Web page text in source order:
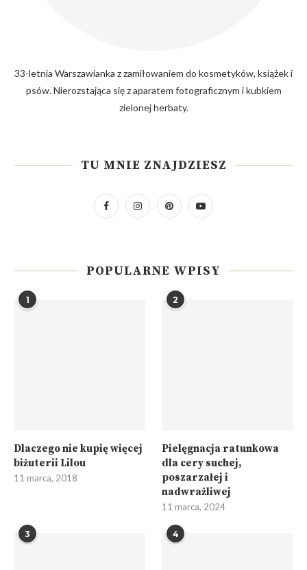
33-letnia Warszawianka z zamiłowaniem do kosmetyków, książek i
psów. Nierozstająca się z aparatem fotograficznym i kubkiem
zielonej herbaty.
TU MNIE ZNAJDZIESZ
POPULARNE WPISY
1
Dlaczego nie kupię więcej
biżuterii Lilou
11 marca, 2018
2
Pielęgnacja ratunkowa
dla cery suchej,
poszarzałej i
nadwrażliwej
11 marca, 2024
3 4